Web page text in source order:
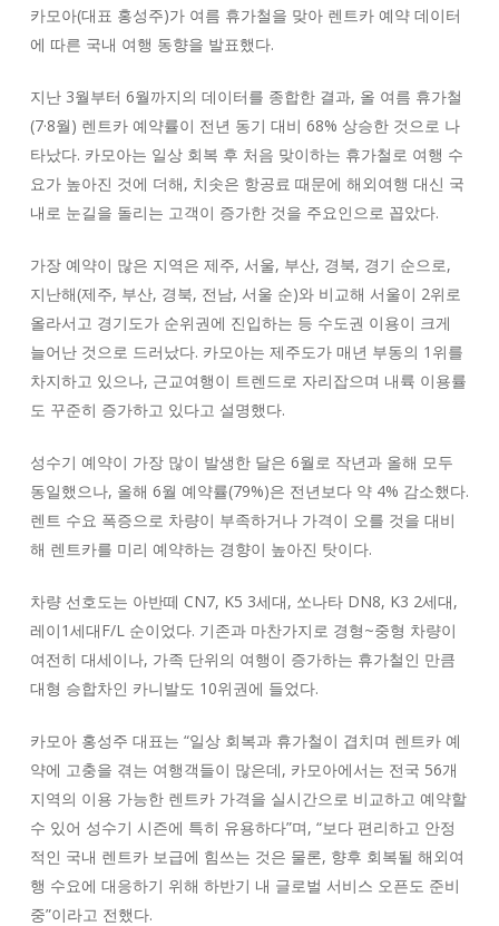
카모아(대표 홍성주)가 여름 휴가철을 맞아 렌트카 예약 데이터
에 따른 국내 여행 동향을 발표했다.
지난 3월부터 6월까지의 데이터를 종합한 결과, 올 여름 휴가철
(7·8월) 렌트카 예약률이 전년 동기 대비 68% 상승한 것으로 나
타났다. 카모아는 일상 회복 후 처음 맞이하는 휴가철로 여행 수
요가 높아진 것에 더해, 치솟은 항공료 때문에 해외여행 대신 국
내로 눈길을 돌리는 고객이 증가한 것을 주요인으로 꼽았다.
가장 예약이 많은 지역은 제주, 서울, 부산, 경북, 경기 순으로,
지난해(제주, 부산, 경북, 전남, 서울 순)와 비교해 서울이 2위로
올라서고 경기도가 순위권에 진입하는 등 수도권 이용이 크게
늘어난 것으로 드러났다. 카모아는 제주도가 매년 부동의 1위를
차지하고 있으나, 근교여행이 트렌드로 자리잡으며 내륙 이용률
도 꾸준히 증가하고 있다고 설명했다.
성수기 예약이 가장 많이 발생한 달은 6월로 작년과 올해 모두
동일했으나, 올해 6월 예약률(79%)은 전년보다 약 4% 감소했다.
렌트 수요 폭증으로 차량이 부족하거나 가격이 오를 것을 대비
해 렌트카를 미리 예약하는 경향이 높아진 탓이다.
차량 선호도는 아반떼 CN7, K5 3세대, 쏘나타 DN8, K3 2세대,
레이1세대F/L 순이었다. 기존과 마찬가지로 경형~중형 차량이
여전히 대세이나, 가족 단위의 여행이 증가하는 휴가철인 만큼
대형 승합차인 카니발도 10위권에 들었다.
카모아 홍성주 대표는 “일상 회복과 휴가철이 겹치며 렌트카 예
약에 고충을 겪는 여행객들이 많은데, 카모아에서는 전국 56개
지역의 이용 가능한 렌트카 가격을 실시간으로 비교하고 예약할
수 있어 성수기 시즌에 특히 유용하다”며, “보다 편리하고 안정
적인 국내 렌트카 보급에 힘쓰는 것은 물론, 향후 회복될 해외여
행 수요에 대응하기 위해 하반기 내 글로벌 서비스 오픈도 준비
중”이라고 전했다.